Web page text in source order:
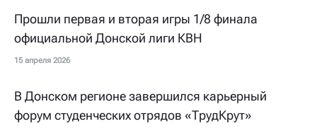
Прошли первая и вторая игры 1/8 финала
официальной Донской лиги КВН
15 апреля 2026
В Донском регионе завершился карьерный
форум студенческих отрядов «ТрудКрут»